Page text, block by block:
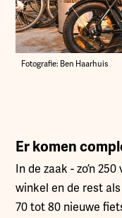
Fotografie: Ben Haarhuis
Er komen
In de zaak - zo’n
winkel en de rest
70 tot 80 nieuwe